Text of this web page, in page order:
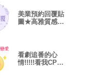
美業預約回覆貼
圖★高雅質感風
看劇追番的心
情!!!!!看我CP❤️